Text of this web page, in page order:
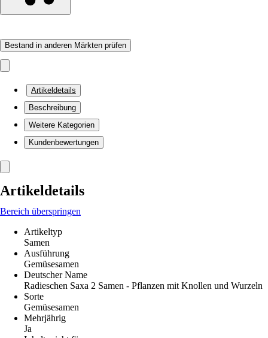
Bestand in anderen Märkten prüfen
Artikeldetails
Beschreibung
Weitere Kategorien
Kundenbewertungen
Artikeldetails
Bereich überspringen
Artikeltyp
Samen
Ausführung
Gemüsesamen
Deutscher Name
Radieschen Saxa 2 Samen - Pflanzen mit Knollen und Wurzeln
Sorte
Gemüsesamen
Mehrjährig
Ja